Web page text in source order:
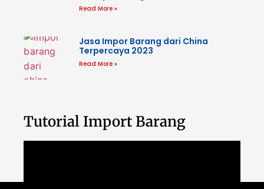
Read More »
Jasa Impor Barang dari China
Terpercaya 2023
Read More »
Tutorial Import Barang